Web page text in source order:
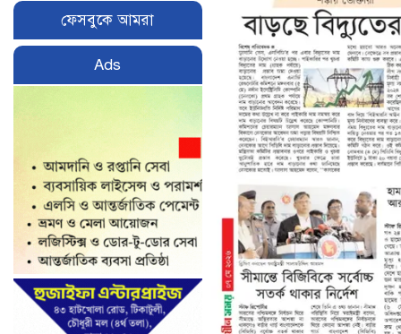
ফেসবুকে আমরা
Ads